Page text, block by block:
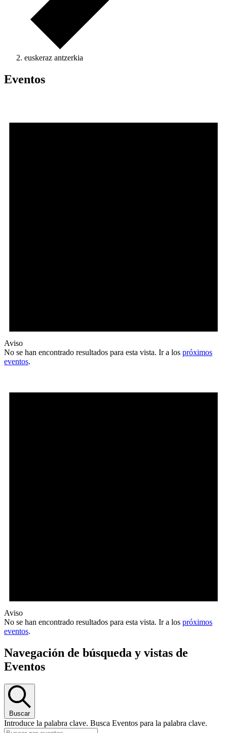
euskeraz antzerkia
Eventos
Aviso
No se han encontrado resultados para esta vista. Ir a los próximos
eventos.
Aviso
No se han encontrado resultados para esta vista. Ir a los próximos
eventos.
Navegación de búsqueda y vistas de
Eventos
Buscar
Introduce la palabra clave. Busca Eventos para la palabra clave.